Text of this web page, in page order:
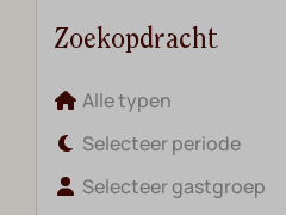
Zoekopdracht
Alle typen
Selecteer periode
Selecteer gastgroep